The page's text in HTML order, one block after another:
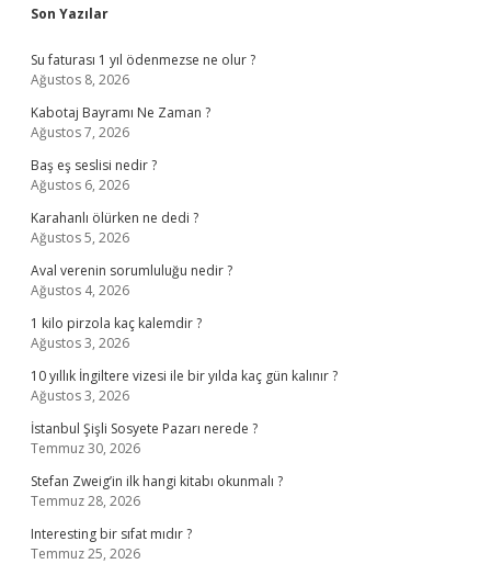
Sidebar
Son Yazılar
Su faturası 1 yıl ödenmezse ne olur ?
Ağustos 8, 2026
Kabotaj Bayramı Ne Zaman ?
Ağustos 7, 2026
Baş eş seslisi nedir ?
Ağustos 6, 2026
Karahanlı ölürken ne dedi ?
Ağustos 5, 2026
Aval verenin sorumluluğu nedir ?
Ağustos 4, 2026
1 kilo pirzola kaç kalemdir ?
Ağustos 3, 2026
10 yıllık İngiltere vizesi ile bir yılda kaç gün kalınır ?
Ağustos 3, 2026
İstanbul Şişli Sosyete Pazarı nerede ?
Temmuz 30, 2026
Stefan Zweig’in ilk hangi kitabı okunmalı ?
Temmuz 28, 2026
Interesting bir sıfat mıdır ?
Temmuz 25, 2026